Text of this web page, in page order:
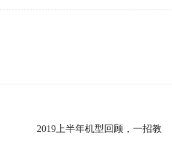
2019上半年机型回顾，一招教